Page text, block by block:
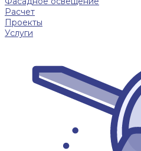
Расчет
Проекты
Услуги